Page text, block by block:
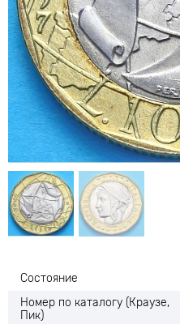
Состояние
Номер по каталогу (Краузе,
Пик)